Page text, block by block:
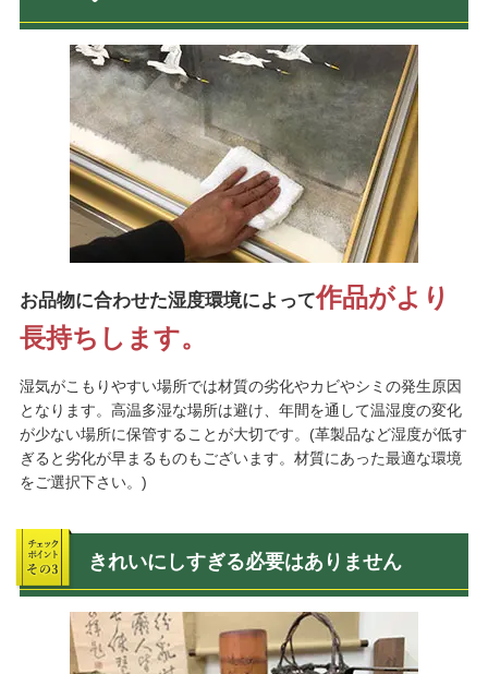
お品物に合わせた湿度環境によって作品がより
長持ちします。
湿気がこもりやすい場所では材質の劣化やカビやシミの発生原因
となります。高温多湿な場所は避け、年間を通して温湿度の変化
が少ない場所に保管することが大切です。(革製品など湿度が低す
ぎると劣化が早まるものもございます。材質にあった最適な環境
をご選択下さい。)
きれいにしすぎる必要はありません